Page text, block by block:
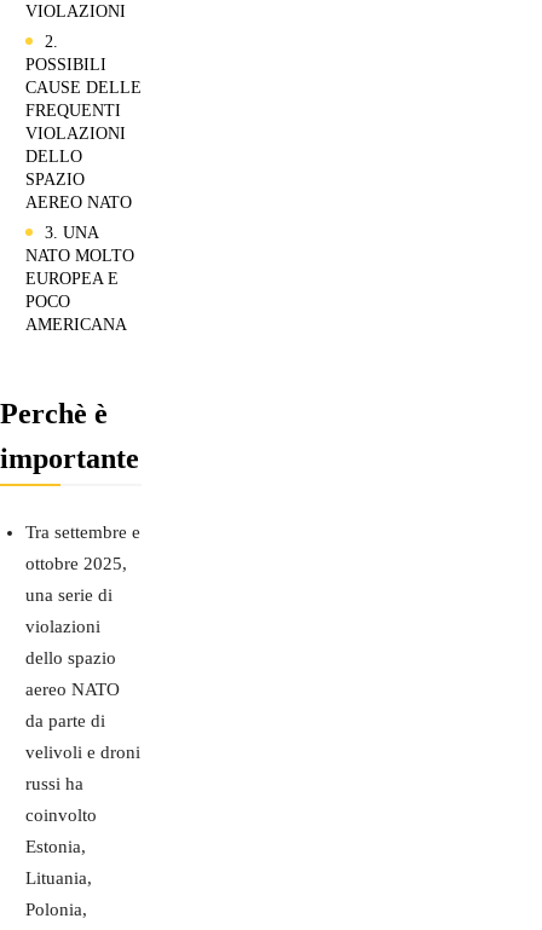
VIOLAZIONI
2.
POSSIBILI
CAUSE DELLE
FREQUENTI
VIOLAZIONI
DELLO
SPAZIO
AEREO NATO
3. UNA
NATO MOLTO
EUROPEA E
POCO
AMERICANA
Perchè è
importante
Tra settembre e
ottobre 2025,
una serie di
violazioni
dello spazio
aereo NATO
da parte di
velivoli e droni
russi ha
coinvolto
Estonia,
Lituania,
Polonia,